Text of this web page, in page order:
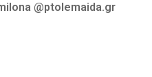
@ptolemaida.gr